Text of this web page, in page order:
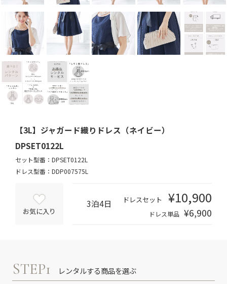
【3L】ジャガード織りドレス（ネイビー）
DPSET0122L
セット型番：DPSET0122L
ドレス型番：DDP007575L
お気に入り
3泊4日 ドレスセット ¥10,900
ドレス単品 ¥6,900
STEP1 レンタルする商品を選ぶ